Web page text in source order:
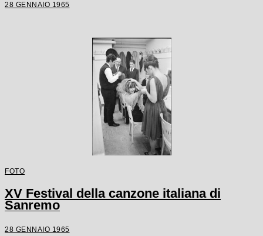
28 GENNAIO 1965
FOTO
XV Festival della canzone italiana di
Sanremo
28 GENNAIO 1965